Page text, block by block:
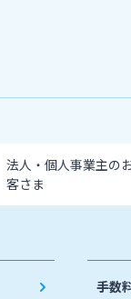
法人・個人事業主の
客さま
手数